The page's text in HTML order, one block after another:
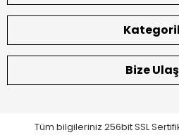
Bize
Tüm bilgileriniz 256bit SSL